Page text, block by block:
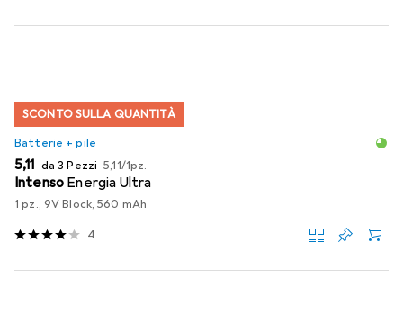
SCONTO SULLA QUANTITÀ
Batterie + pile
EUR
5,11 da 3 Pezzi EUR
5,11/1pz.
Intenso Energia Ultra
1 pz., 9V Block, 560 mAh
4